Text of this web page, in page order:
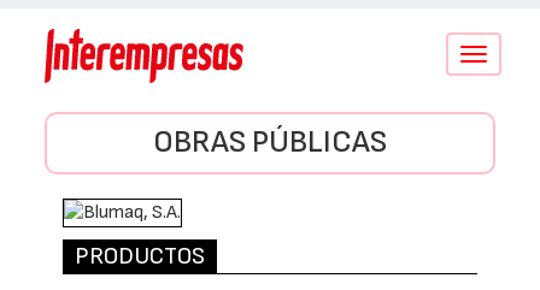
Conmutar
OBRAS PÚBLICAS
PRODUCTOS